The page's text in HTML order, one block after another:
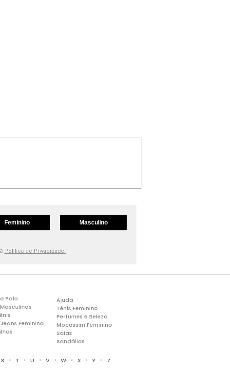
Feminino Masculino
Política de Privacidade.
Polo
Feminina
Ajuda
Tênis Feminino
Perfumes e Beleza
Mocassim Feminino
Saias
Sandálias
S • T • U • V • W • X • Y • Z